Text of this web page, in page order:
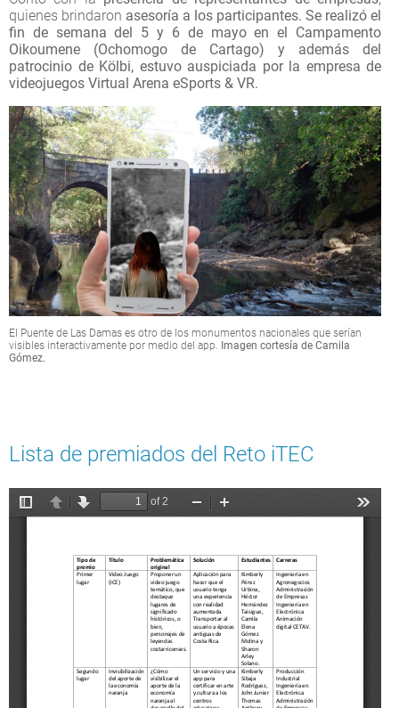
quienes brindaron asesoría a los participantes. Se realizó el
fin de semana del 5 y 6 de mayo en el Campamento
Oikoumene (Ochomogo de Cartago) y además del
patrocinio de Kölbi, estuvo auspiciada por la empresa de
videojuegos Virtual Arena eSports & VR.
El Puente de Las Damas es otro de los monumentos nacionales que serían
visibles interactivamente por medio del app. Imagen cortesía de Camila
Gómez.
Lista de premiados del Reto iTEC